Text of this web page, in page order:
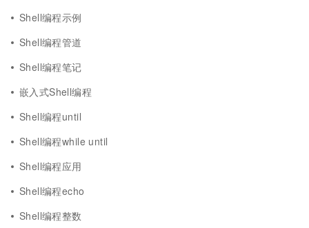
Shell编程示例
Shell编程管道
Shell编程笔记
嵌入式Shell编程
Shell编程until
Shell编程while until
Shell编程应用
Shell编程echo
Shell编程整数